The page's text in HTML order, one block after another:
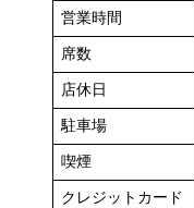
営業時間
席数
店休日
駐車場
喫煙
クレジットカード